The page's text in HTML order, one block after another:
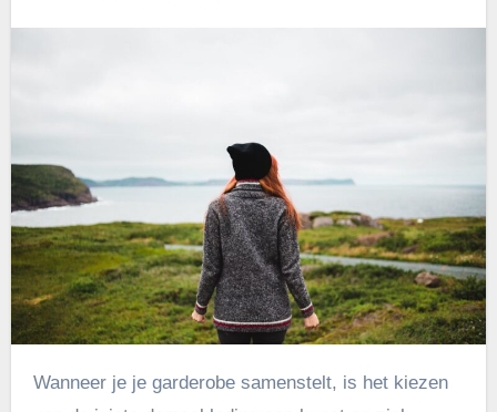
Wanneer je je garderobe samenstelt, is het kiezen